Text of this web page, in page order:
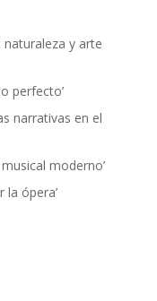
naturaleza y arte
perfecto’
narrativas en el
moderno’
la ópera’